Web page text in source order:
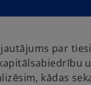
t
b
par
kādas